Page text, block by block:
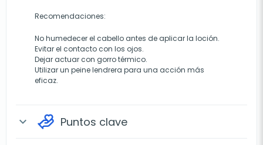
Recomendaciones:
No humedecer el cabello antes de aplicar la loción.
Evitar el contacto con los ojos.
Dejar actuar con gorro térmico.
Utilizar un peine lendrera para una acción más
eficaz.
expand_more Puntos clave